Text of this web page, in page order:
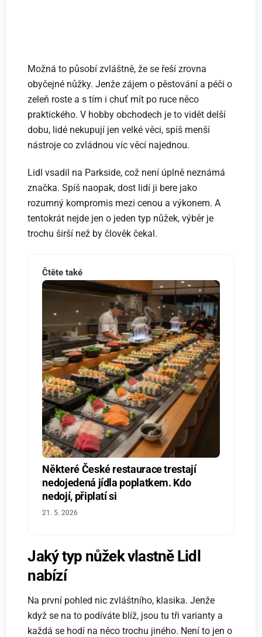
Možná to působí zvláštně, že se řeší zrovna
obyčejné nůžky. Jenže zájem o pěstování a péči o
zeleň roste a s tím i chuť mít po ruce něco
praktického. V hobby obchodech je to vidět delší
dobu, lidé nekupují jen velké věci, spíš menší
nástroje co zvládnou víc věcí najednou.
Lidl vsadil na Parkside, což není úplně neznámá
značka. Spíš naopak, dost lidí ji bere jako
rozumný kompromis mezi cenou a výkonem. A
tentokrát nejde jen o jeden typ nůžek, výběr je
trochu širší než by člověk čekal.
Čtěte také
Některé České restaurace trestají
nedojedená jídla poplatkem. Kdo
nedojí, připlatí si
21. 5. 2026
Jaký typ nůžek vlastně Lidl
nabízí
Na první pohled nic zvláštního, klasika. Jenže
když se na to podíváte blíž, jsou tu tři varianty a
každá se hodí na něco trochu jiného. Není to jen o